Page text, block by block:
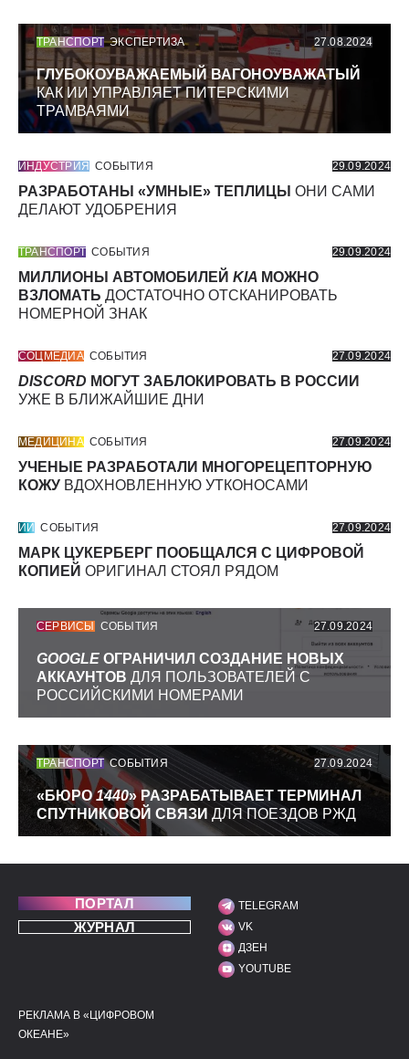
ТРАНСПОРТ ЭКСПЕРТИЗА 27.08.2024
ГЛУБОКОУВАЖАЕМЫЙ ВАГОНОУВАЖАТЫЙ
КАК ИИ УПРАВЛЯЕТ ПИТЕРСКИМИ
ТРАМВАЯМИ
ИНДУСТРИЯ СОБЫТИЯ 29.09.2024
РАЗРАБОТАНЫ «УМНЫЕ» ТЕПЛИЦЫ ОНИ САМИ
ДЕЛАЮТ УДОБРЕНИЯ
ТРАНСПОРТ СОБЫТИЯ 29.09.2024
МИЛЛИОНЫ АВТОМОБИЛЕЙ KIA МОЖНО
ВЗЛОМАТЬ ДОСТАТОЧНО ОТСКАНИРОВАТЬ
НОМЕРНОЙ ЗНАК
СОЦМЕДИА СОБЫТИЯ 27.09.2024
DISCORD МОГУТ ЗАБЛОКИРОВАТЬ В РОССИИ
УЖЕ В БЛИЖАЙШИЕ ДНИ
МЕДИЦИНА СОБЫТИЯ 27.09.2024
УЧЕНЫЕ РАЗРАБОТАЛИ МНОГОРЕЦЕПТОРНУЮ
КОЖУ ВДОХНОВЛЕННУЮ УТКОНОСАМИ
ИИ СОБЫТИЯ 27.09.2024
МАРК ЦУКЕРБЕРГ ПООБЩАЛСЯ С ЦИФРОВОЙ
КОПИЕЙ ОРИГИНАЛ СТОЯЛ РЯДОМ
СЕРВИСЫ СОБЫТИЯ 27.09.2024
GOOGLE ОГРАНИЧИЛ СОЗДАНИЕ НОВЫХ
АККАУНТОВ ДЛЯ ПОЛЬЗОВАТЕЛЕЙ С
РОССИЙСКИМИ НОМЕРАМИ
ТРАНСПОРТ СОБЫТИЯ 27.09.2024
«БЮРО1440» РАЗРАБАТЫВАЕТ ТЕРМИНАЛ
СПУТНИКОВОЙ СВЯЗИ ДЛЯ ПОЕЗДОВ РЖД
ПОРТАЛ
ЖУРНАЛ
МЫ В СОЦИАЛЬНЫХ
TELEGRAM
VK
ДЗЕН
YOUTUBE
ПОЛЕЗНЫЕ ССЫЛКИ
РЕКЛАМА В «ЦИФРОВОМ
ОКЕАНЕ»